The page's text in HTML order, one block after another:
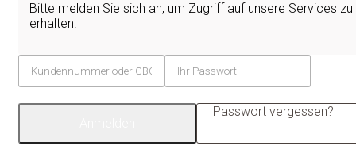
Bitte melden Sie sich an, um Zugriff auf unsere Services zu
erhalten.
Passwort vergessen?